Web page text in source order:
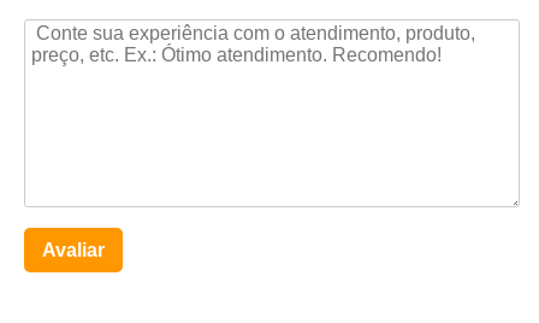
Avaliar